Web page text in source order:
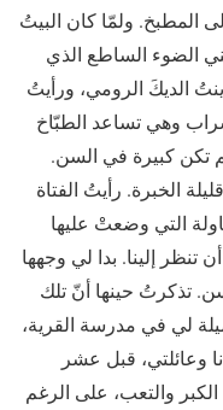
المطبخ. ولمّا كان البيتُ
الضوء الساطع الذي
الديكَ الرومي، ورأيتُ
وهي تساعد الطبّاخ
تكن كبيرة في السن.
الخبرة. رأيتُ الفتاة
التي وضعتْ عليها
تنظر إلينا. بدا لي وجهها
تذكرتُ حينها أنّ تلك
لي في مدرسة القرية،
وعائلتي، قبل عشر
والتعب، على الرغم